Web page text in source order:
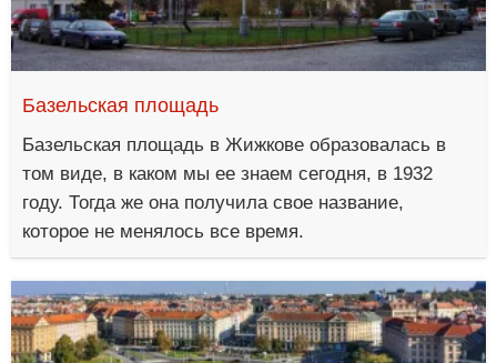
Базельская площадь
Базельская площадь в Жижкове образовалась в
том виде, в каком мы ее знаем сегодня, в 1932
году. Тогда же она получила свое название,
которое не менялось все время.